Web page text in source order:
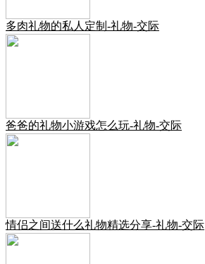
多肉礼物的私人定制-礼物-交际
爸爸的礼物小游戏怎么玩-礼物-交际
情侣之间送什么礼物精选分享-礼物-交际